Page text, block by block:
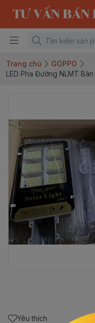
TƯ VẤN BÁN
Trang chủ
GOPPO
LED Pha Đường NLMT
Yêu thích